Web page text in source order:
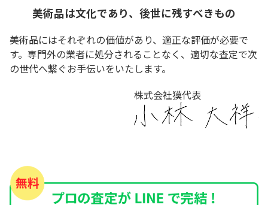
美術品は文化であり、後世に残すべきもの
美術品にはそれぞれの価値があり、適正な評価が必要で
す。専門外の業者に処分されることなく、適切な査定で次
の世代へ繋ぐお手伝いをいたします。
株式会社獏代表